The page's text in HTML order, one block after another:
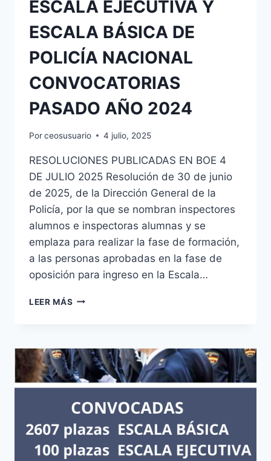
ESCALA EJECUTIVA Y
ESCALA BÁSICA DE
POLICÍA NACIONAL
CONVOCATORIAS
PASADO AÑO 2024
Porceosusuario 4 julio, 2025
RESOLUCIONES PUBLICADAS EN BOE 4
DE JULIO 2025 Resolución de 30 de junio
de 2025, de la Dirección General de la
Policía, por la que se nombran inspectores
alumnos e inspectoras alumnas y se
emplaza para realizar la fase de formación,
a las personas aprobadas en la fase de
oposición para ingreso en la Escala…
LEER MÁS PUBLICACIÓN
DE
OPOSICIÓN
ESCALA
EJECUTIVA
Y
ESCALA
BÁSICA
DE
POLICÍA